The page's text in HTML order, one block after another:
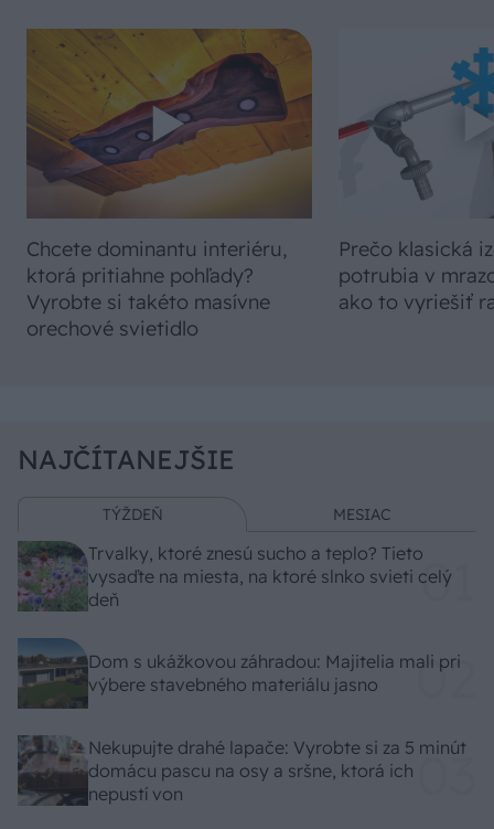
Chcete dominantu interiéru,
ktorá pritiahne pohľady?
Vyrobte si takéto masívne
orechové svietidlo
Prečo klasická
potrubia v
ako to vyriešiť
NAJČÍTANEJŠIE
TÝŽDEŇ MESIAC
Trvalky, ktoré znesú sucho a teplo? Tieto
vysaďte na miesta, na ktoré slnko svieti celý
deň
Dom s ukážkovou záhradou: Majitelia mali pri
výbere stavebného materiálu jasno
Nekupujte drahé lapače: Vyrobte si za 5 minút
domácu pascu na osy a sršne, ktorá ich
nepustí von